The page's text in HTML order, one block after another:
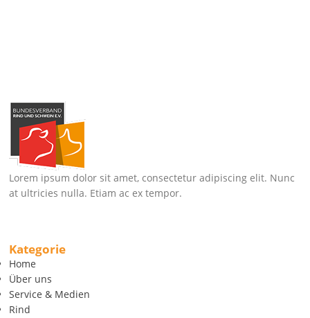
Lorem ipsum dolor sit amet, consectetur adipiscing elit. Nunc
at ultricies nulla. Etiam ac ex tempor.
Kategorie
Home
Über uns
Service & Medien
Rind